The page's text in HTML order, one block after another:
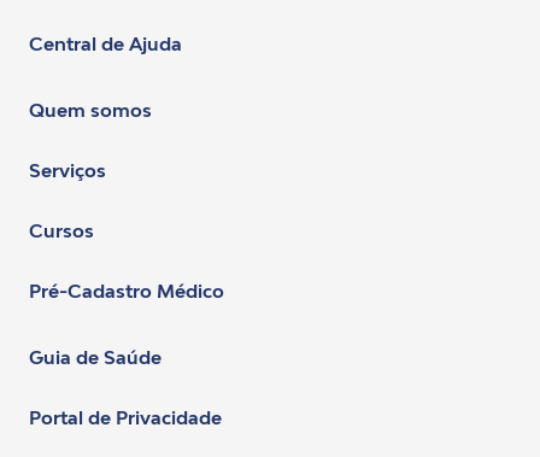
Central de Ajuda
Quem somos
Serviços
Cursos
Pré-Cadastro Médico
Guia de Saúde
Portal de Privacidade